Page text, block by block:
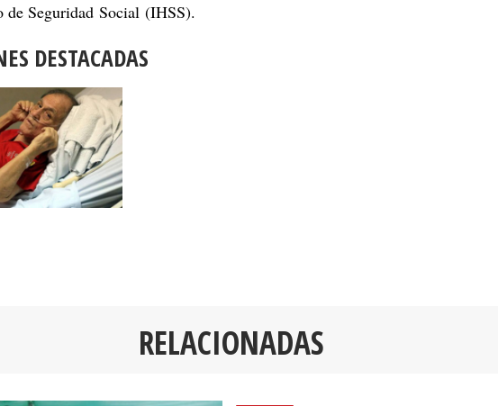
de Seguridad Social (IHSS).
DESTACADAS
RELACIONADAS